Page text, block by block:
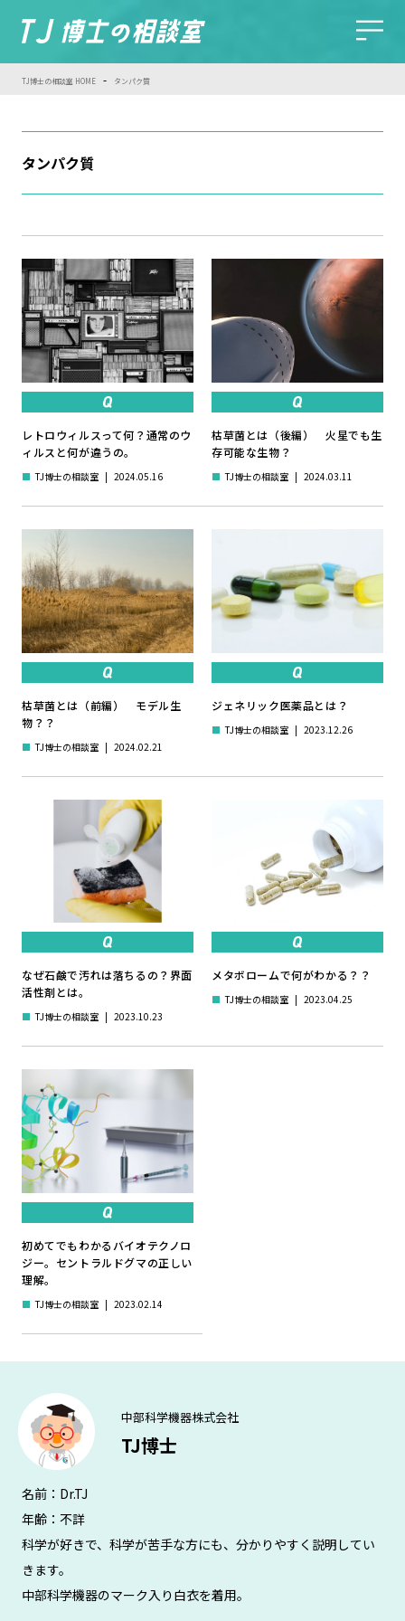
TJ博士の相談室 HOME - タンパク質
タンパク質
レトロウィルスって何？通常のウ
ィルスと何が違うの。
■ TJ博士の相談室 | 2024.05.16
枯草菌とは（後編） 火星でも生
存可能な生物？
■ TJ博士の相談室 | 2024.03.11
枯草菌とは（前編） モデル生
物？？
■ TJ博士の相談室 | 2024.02.21
ジェネリック医薬品とは？
■ TJ博士の相談室 | 2023.12.26
なぜ石鹸で汚れは落ちるの？界面
活性剤とは。
■ TJ博士の相談室 | 2023.10.23
メタボロームで何がわかる？？
■ TJ博士の相談室 | 2023.04.25
初めてでもわかるバイオテクノロ
ジー。セントラルドグマの正しい
理解。
■ TJ博士の相談室 | 2023.02.14
中部科学機器株式会社
TJ博士
名前：Dr.TJ
年齢：不詳
科学が好きで、科学が苦手な方にも、分かりやすく説明してい
きます。
中部科学機器のマーク入り白衣を着用。